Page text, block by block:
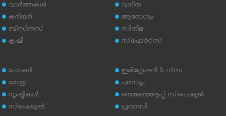
വാര്‍ത്തകള്‍
കരിയര്‍
ബിസിനസ്
കൃഷി
വനിത
ആരോഗ്യം
സിനിമ
സ്‌പോര്‍ട്‌സ്
ഹോബി
യാത്ര
സൃഷ്ടികള്‍
സ്‌പെഷ്യല്‍
ഇമിഗ്രേഷന്‍ & വിസ
പരസ്യം
തെരഞ്ഞെടുപ്പ് സ്‌പെഷ്യല്‍
പ്രവാസി